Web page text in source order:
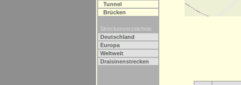
Tunnel
Brücken
Streckenverzeichnis
Deutschland
Europa
Weltweit
Draisinenstrecken